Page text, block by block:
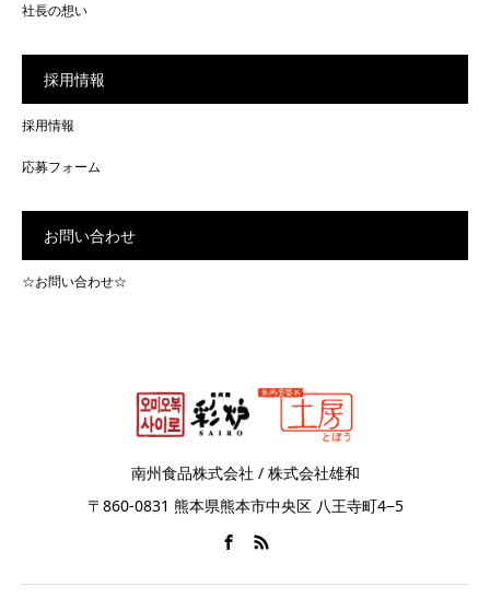
社長の想い
採用情報
採用情報
応募フォーム
お問い合わせ
☆お問い合わせ☆
南州食品株式会社 / 株式会社雄和
〒860-0831 熊本県熊本市中央区 八王寺町4−5